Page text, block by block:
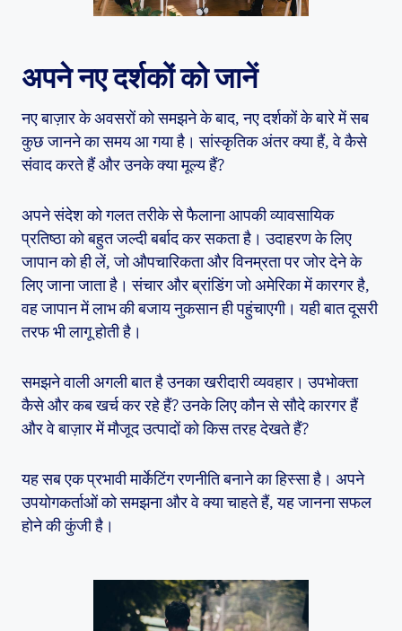
अपने नए दर्शकों को जानें
नए बाज़ार के अवसरों को समझने के बाद, नए दर्शकों के बारे में सब
कुछ जानने का समय आ गया है। सांस्कृतिक अंतर क्या हैं, वे कैसे
संवाद करते हैं और उनके क्या मूल्य हैं?
अपने संदेश को गलत तरीके से फैलाना आपकी व्यावसायिक
प्रतिष्ठा को बहुत जल्दी बर्बाद कर सकता है। उदाहरण के लिए
जापान को ही लें, जो औपचारिकता और विनम्रता पर जोर देने के
लिए जाना जाता है। संचार और ब्रांडिंग जो अमेरिका में कारगर है,
वह जापान में लाभ की बजाय नुकसान ही पहुंचाएगी। यही बात दूसरी
तरफ भी लागू होती है।
समझने वाली अगली बात है उनका खरीदारी व्यवहार। उपभोक्ता
कैसे और कब खर्च कर रहे हैं? उनके लिए कौन से सौदे कारगर हैं
और वे बाज़ार में मौजूद उत्पादों को किस तरह देखते हैं?
यह सब एक प्रभावी मार्केटिंग रणनीति बनाने का हिस्सा है। अपने
उपयोगकर्ताओं को समझना और वे क्या चाहते हैं, यह जानना सफल
होने की कुंजी है।